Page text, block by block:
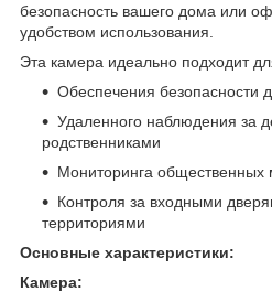
безопасность вашего дома или
удобством использования.
Эта камера идеально подходит
Обеспечения безопасности
Удаленного наблюдения за
родственниками
Мониторинга общественных
Контроля за входными
территориями
Основные характеристики:
Камера: